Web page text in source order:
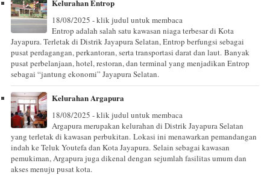
Kelurahan Entrop
18/08/2025 - klik judul untuk membaca
Entrop adalah salah satu kawasan niaga terbesar di Kota
Jayapura. Terletak di Distrik Jayapura Selatan, Entrop berfungsi sebagai
pusat perdagangan, perkantoran, serta transportasi darat dan laut. Banyak
pusat perbelanjaan, hotel, restoran, dan terminal yang menjadikan Entrop
sebagai “jantung ekonomi” Jayapura Selatan.
Kelurahan Argapura
18/08/2025 - klik judul untuk membaca
Argapura merupakan kelurahan di Distrik Jayapura Selatan
yang terletak di kawasan perbukitan. Lokasi ini menawarkan pemandangan
indah ke Teluk Youtefa dan Kota Jayapura. Selain sebagai kawasan
pemukiman, Argapura juga dikenal dengan sejumlah fasilitas umum dan
akses menuju pusat kota.